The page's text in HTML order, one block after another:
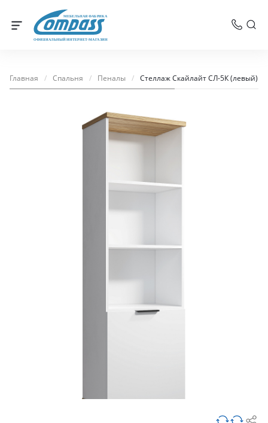
МЕБЕЛЬНАЯ ФАБРИКА
ОФИЦИАЛЬНЫЙ ИНТЕРНЕТ-МАГАЗИН
Главная / Спальня / Пеналы / Стеллаж Скайлайт СЛ-5К (левый)